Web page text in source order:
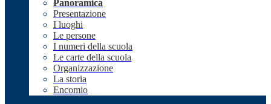
Panoramica
Presentazione
I luoghi
Le persone
I numeri della scuola
Le carte della scuola
Organizzazione
La storia
Encomio